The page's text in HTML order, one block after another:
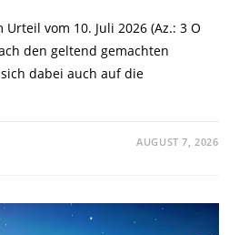
vom 10. Juli 2026 (Az.: 3 O
den geltend gemachten
dabei auch auf die
AUGUST 7, 2026